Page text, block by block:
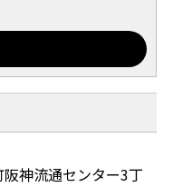
神流通センター3丁